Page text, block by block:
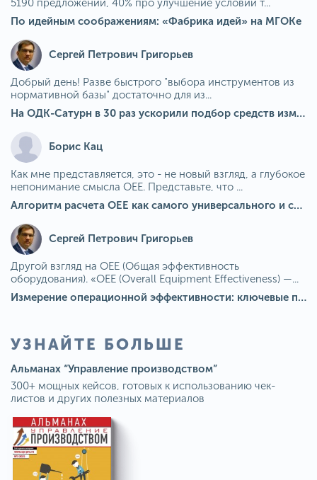
5190 предложений, 40% про улучшение условий т...
По идейным соображениям: «Фабрика идей» на МГОКе
Сергей Петрович Григорьев
Добрый день! Разве быстрого "выбора инструментов из
нормативной базы" достаточно для из...
На ОДК-Сатурн в 30 раз ускорили подбор средств измерения для контроля качества продукции
Борис Кац
Как мне представляется, это - не новый взгляд, а глубокое
непонимание смысла OEE. Представьте, что ...
Алгоритм расчета ОЕЕ как самого универсального и современного показателя эффективности оборудования в мире
Сергей Петрович Григорьев
Другой взгляд на OEE (Общая эффективность
оборудования). «OEE (Overall Equipment Effectiveness) —...
Измерение операционной эффективности: ключевые показатели для непрерывного совершенствования
УЗНАЙТЕ БОЛЬШЕ
Альманах “Управление производством”
300+ мощных кейсов, готовых к использованию чек-
листов и других полезных материалов